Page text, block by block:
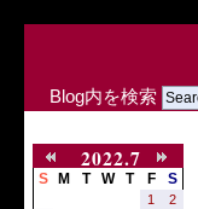
Blog内を検索
2022.7
S M T W T F S
1
2